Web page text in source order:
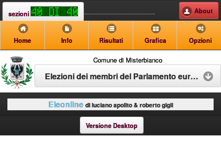
sezioni About
Home Info Risultati Grafica Opzioni
Comune di Misterbianco
Elezioni dei membri del Parlamento europeo spettanti all'Italia
Eleonline di luciano apolito & roberto gigli
Versione Desktop